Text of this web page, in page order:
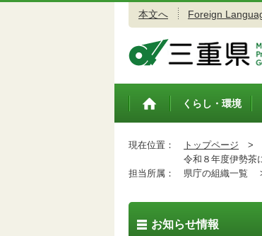
本文へ Foreign
トップペ
くらし・環境
現在位置： トップページ >
令和８年度伊勢茶
担当所属：
県庁の組織一覧
お知らせ情報